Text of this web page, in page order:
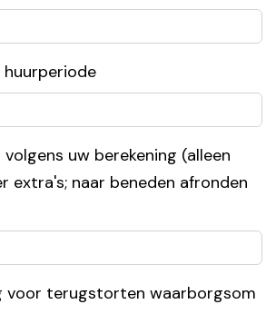
uw berekening (alleen
extra's; naar beneden afronden
voor terugstorten waarborgsom